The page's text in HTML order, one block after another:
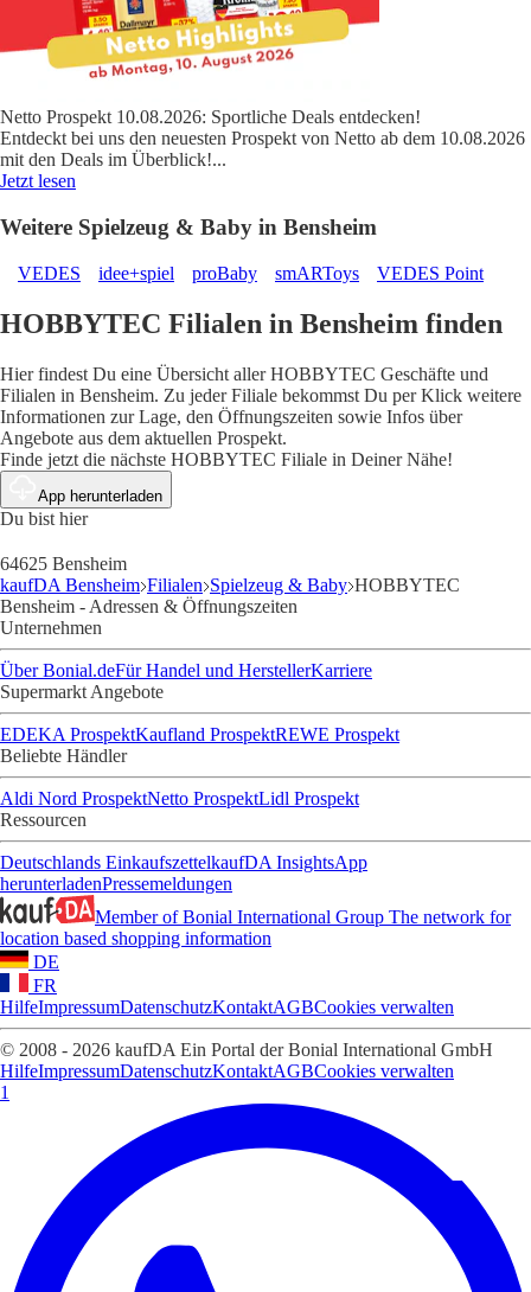
Netto Prospekt 10.08.2026: Sportliche Deals entdecken!
Entdeckt bei uns den neuesten Prospekt von Netto ab dem 10.08.2026
mit den Deals im Überblick!...
Jetzt lesen
Weitere Spielzeug & Baby in Bensheim
VEDES idee+spiel proBaby smARToys VEDES Point
HOBBYTEC Filialen in Bensheim finden
Hier findest Du eine Übersicht aller HOBBYTEC Geschäfte und
Filialen in Bensheim. Zu jeder Filiale bekommst Du per Klick weitere
Informationen zur Lage, den Öffnungszeiten sowie Infos über
Angebote aus dem aktuellen Prospekt.
Finde jetzt die nächste HOBBYTEC Filiale in Deiner Nähe!
App herunterladen
Du bist hier
64625 Bensheim
kaufDA Bensheim Filialen Spielzeug & Baby HOBBYTEC
Bensheim - Adressen & Öffnungszeiten
Unternehmen
Über Bonial.deFür Handel und HerstellerKarriere
Supermarkt Angebote
EDEKA ProspektKaufland ProspektREWE Prospekt
Beliebte Händler
Aldi Nord ProspektNetto ProspektLidl Prospekt
Ressourcen
Deutschlands EinkaufszettelkaufDA InsightsApp
herunterladenPressemeldungen
Member of Bonial International Group The network for
location based shopping information
DE
FR
HilfeImpressumDatenschutzKontaktAGBCookies verwalten
© 2008 - 2026 kaufDA Ein Portal der Bonial International GmbH
HilfeImpressumDatenschutzKontaktAGBCookies verwalten
1